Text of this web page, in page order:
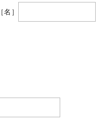
［名］